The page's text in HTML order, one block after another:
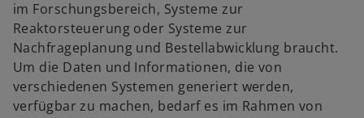
i
s
t
e
r
k
im Forschungsbereich, Systeme zur
Reaktorsteuerung oder Systeme zur
Nachfrageplanung und Bestellabwicklung braucht.
Um die Daten und Informationen, die von
verschiedenen Systemen generiert werden,
verfügbar zu machen, bedarf es im Rahmen von